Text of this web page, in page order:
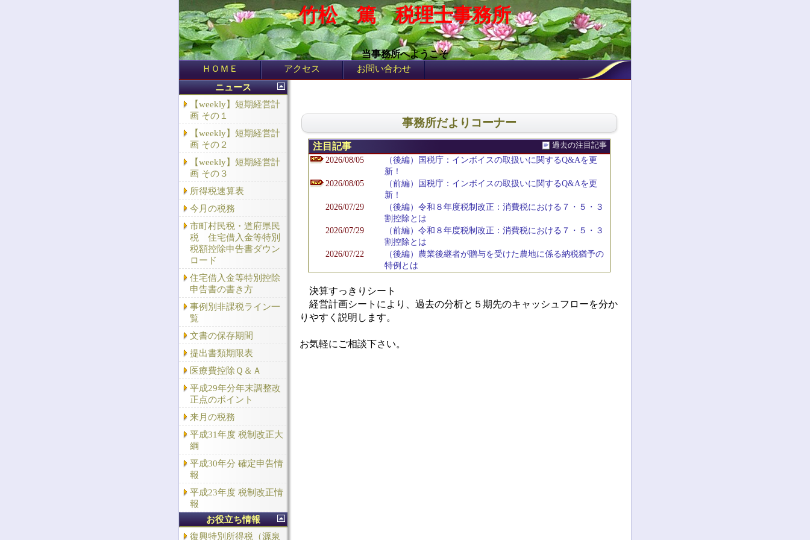
竹松 篤 税理士事務所
当事務所へようこそ
ＨＯＭＥ アクセス
お問い合わせ
ニュース
【weekly】短期経営計
画 その１
【weekly】短期経営計
画 その２
【weekly】短期経営計
画 その３
所得税速算表
今月の税務
市町村民税・道府県民
税 住宅借入金等特別
税額控除申告書ダウン
ロード
住宅借入金等特別控除
申告書の書き方
事例別非課税ライン一
覧
文書の保存期間
提出書類期限表
医療費控除Ｑ＆Ａ
平成29年分年末調整改
正点のポイント
来月の税務
平成31年度 税制改正大
綱
平成30年分 確定申告情
報
平成23年度 税制改正情
報
お役立ち情報
復興特別所得税（源泉
事務所だよりコーナー
注目記事 過去の注目記事
2026/08/05
（後編）国税庁：インボイスの取扱いに関するQ&Aを更
新！
2026/08/05
（前編）国税庁：インボイスの取扱いに関するQ&Aを更
新！
2026/07/29
（後編）令和８年度税制改正：消費税における７・５・３
割控除とは
2026/07/29
（前編）令和８年度税制改正：消費税における７・５・３
割控除とは
2026/07/22
（後編）農業後継者が贈与を受けた農地に係る納税猶予の
特例とは
決算すっきりシート
経営計画シートにより、過去の分析と５期先のキャッシュフローを分か
りやすく説明します。
お気軽にご相談下さい。